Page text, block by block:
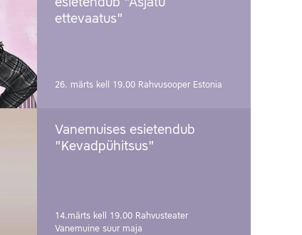
esietendub "Asjatu
ettevaatus"
26. märts kell 19.00 Rahvusooper Estonia
Vanemuises esietendub
"Kevadpühitsus"
14.märts kell 19.00 Rahvusteater
Vanemuine suur maja